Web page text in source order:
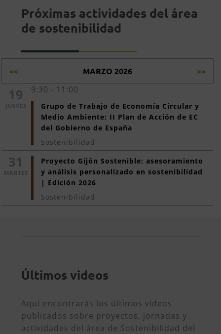
Próximas actividades del área
de sostenibilidad
<< MARZO 2026 >>
19
JUEVES
9:30 - 11:00
Grupo de Trabajo de Economía Circular y
Medio Ambiente: II Plan de Acción de EC
del Gobierno de España
Sostenibilidad
31
MARTES
Proyecto Gijón Sostenible: asesoramiento
y análisis personalizado en sostenibilidad
| Edición 2026
Sostenibilidad
Últimos videos
Aquí encontrarás los últimos vídeos
publicados sobre proyectos, jornadas y
actividades del área de Sostenibilidad del